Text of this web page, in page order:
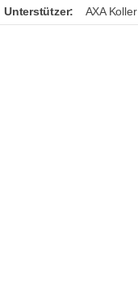
Unterstützer: AXA Koller